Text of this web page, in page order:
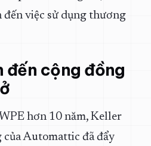
việc sử dụng thương
đến cộng đồng
hơn 10 năm, Keller
của Automattic đã đẩy